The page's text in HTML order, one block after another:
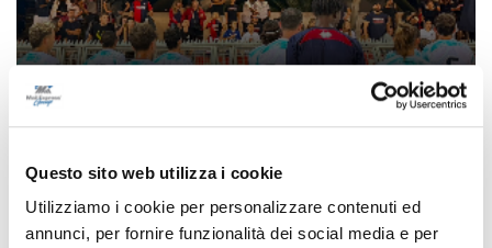
Questo sito web utilizza i cookie
Utilizziamo i cookie per personalizzare contenuti ed
annunci, per fornire funzionalità dei social media e per
Coppa Italia Serie C - Biglietti ancora bloccati
Comitato sicurezza